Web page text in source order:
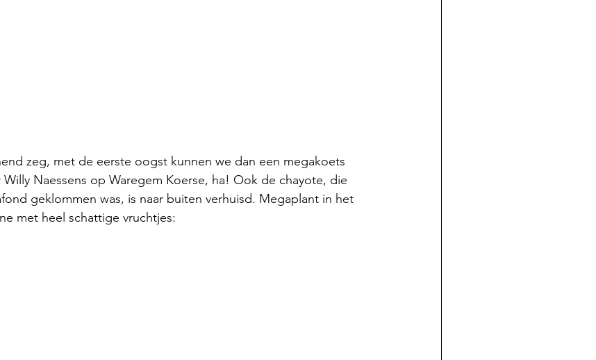
zeg, met de eerste oogst kunnen we dan een megakoets
Naessens op Waregem Koerse, ha! Ook de chayote, die
geklommen was, is naar buiten verhuisd. Megaplant in het
met heel schattige vruchtjes: